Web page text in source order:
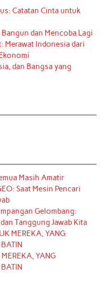
Catatan Cinta untuk
dan Mencoba Lagi
Merawat Indonesia dari
dan Bangsa yang
Masih Amatir
Saat Mesin Pencari
Gelombang:
Tanggung Jawab Kita
MEREKA, YANG
YANG